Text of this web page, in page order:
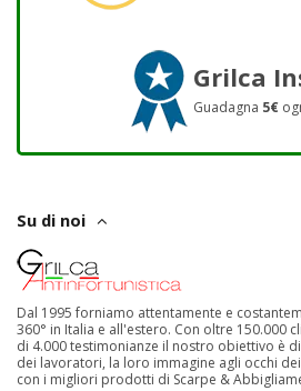
Grilca
Guadagna 5€
Su di noi
Dal 1995 forniamo attentamente e
360° in Italia e all'estero. Con oltre 150.000
di 4.000 testimonianze il nostro obiettivo è
dei lavoratori, la loro immagine agli occhi
con i migliori prodotti di Scarpe &